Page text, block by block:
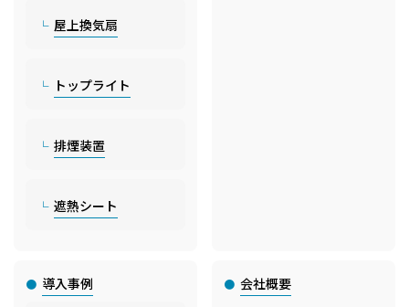
屋上換気扇
トップライト
排煙装置
遮熱シート
導入事例 会社概要